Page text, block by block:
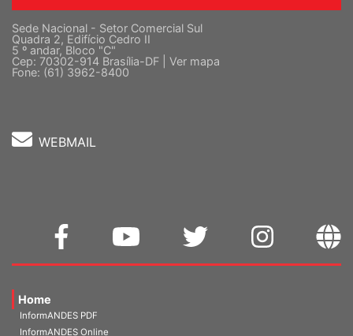
Sede Nacional - Setor Comercial Sul
Quadra 2, Edifício Cedro II
5 º andar, Bloco "C"
Cep: 70302-914 Brasília-DF | Ver mapa
Fone: (61) 3962-8400
WEBMAIL
Home
InformANDES PDF
InformANDES Online